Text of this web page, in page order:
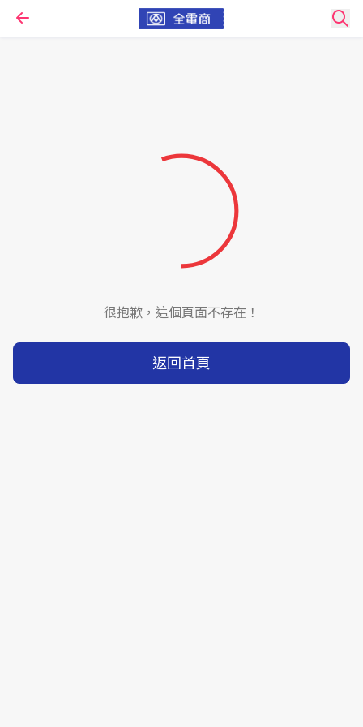
很抱歉，這個頁面不存在！
返回首頁